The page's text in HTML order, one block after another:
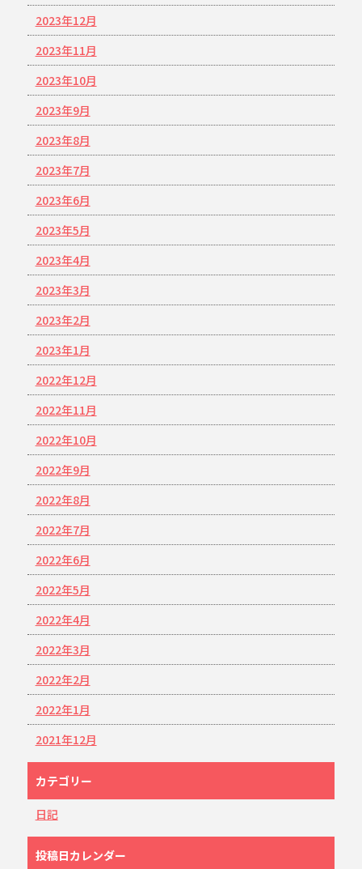
2023年12月
2023年11月
2023年10月
2023年9月
2023年8月
2023年7月
2023年6月
2023年5月
2023年4月
2023年3月
2023年2月
2023年1月
2022年12月
2022年11月
2022年10月
2022年9月
2022年8月
2022年7月
2022年6月
2022年5月
2022年4月
2022年3月
2022年2月
2022年1月
2021年12月
カテゴリー
日記
投稿日カレンダー